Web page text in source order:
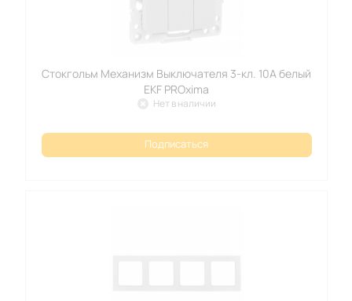
Стокгольм Механизм Выключателя 3-кл. 10А белый
EKF PROxima
Нет в наличии
Подписаться